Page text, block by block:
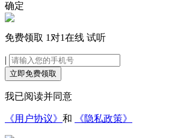
确定
免费领取 1对1在线 试听
|
立即免费领取
我已阅读并同意
《用户协议》 和 《隐私政策》